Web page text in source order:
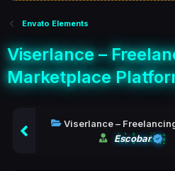
Envato Elements
Viserlance –
Marketplace
Viserlance –
Escobar